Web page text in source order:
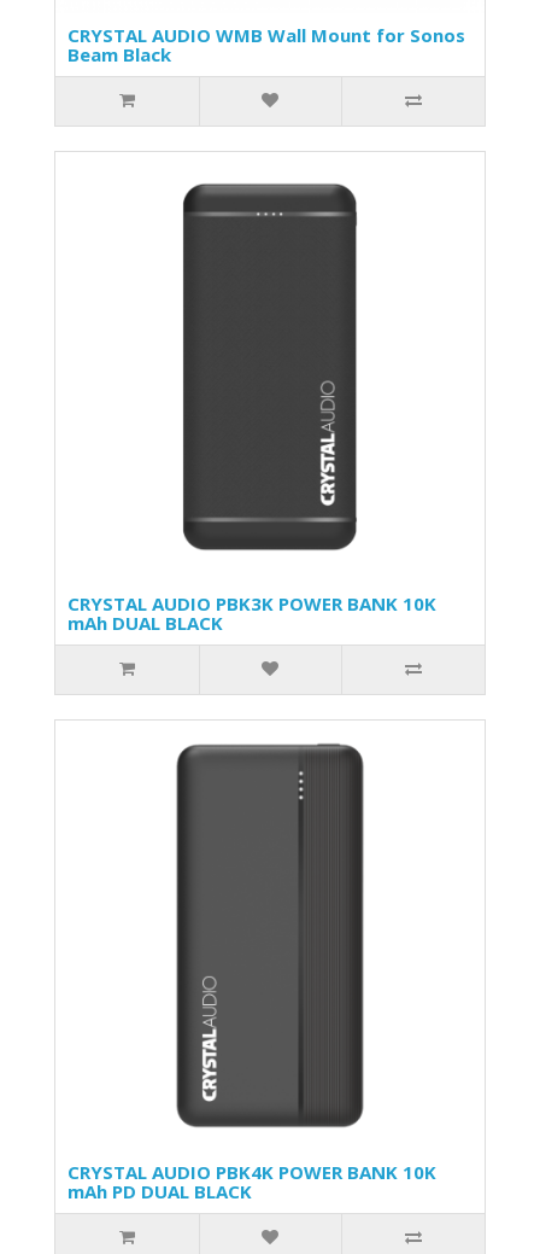
CRYSTAL AUDIO WMB Wall Mount for Sonos
Beam Black
CRYSTAL AUDIO PBK3K POWER BANK 10K
mAh DUAL BLACK
CRYSTAL AUDIO PBK4K POWER BANK 10K
mAh PD DUAL BLACK